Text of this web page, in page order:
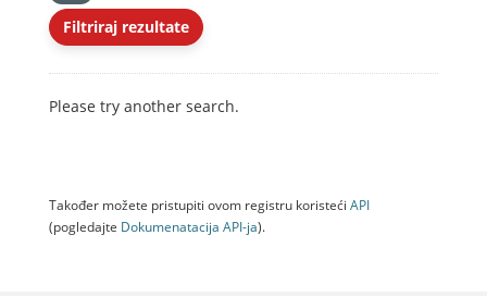
Filtriraj rezultate
Please try another search.
Također možete pristupiti ovom registru koristeći API
(pogledajte Dokumenаtаcijа API-jа).